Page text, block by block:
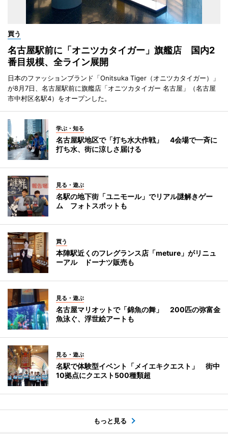
買う
名古屋駅前に「オニツカタイガー」旗艦店 国内2
番目規模、全ライン展開
日本のファッションブランド「Onitsuka Tiger（オニツカタイガー）」
が8月7日、名古屋駅前に旗艦店「オニツカタイガー 名古屋」（名古屋
市中村区名駅4）をオープンした。
学ぶ・知る
名古屋駅地区で「打ち水大作戦」 4会場で一斉に
打ち水、街に涼しさ届ける
見る・遊ぶ
名駅の地下街「ユニモール」でリアル謎解きゲー
ム フォトスポットも
買う
本陣駅近くのフレグランス店「meture」がリニュ
ーアル ドーナツ販売も
見る・遊ぶ
名古屋マリオットで「錦魚の舞」 200匹の弥富金
魚泳ぐ、浮世絵アートも
見る・遊ぶ
名駅で体験型イベント「メイエキクエスト」 街中
10拠点にクエスト500種類超
もっと見る